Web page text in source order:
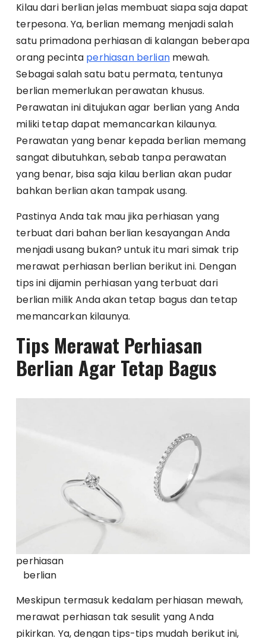
Kilau dari berlian jelas membuat siapa saja dapat
terpesona. Ya, berlian memang menjadi salah
satu primadona perhiasan di kalangan beberapa
orang pecinta perhiasan berlianmewah.
Sebagai salah satu batu permata, tentunya
berlian memerlukan perawatan khusus.
Perawatan ini ditujukan agar berlian yang Anda
miliki tetap dapat memancarkan kilaunya.
Perawatan yang benar kepada berlian memang
sangat dibutuhkan, sebab tanpa perawatan
yang benar, bisa saja kilau berlian akan pudar
bahkan berlian akan tampak usang.
Pastinya Anda tak mau jika perhiasan yang
terbuat dari bahan berlian kesayangan Anda
menjadi usang bukan? untuk itu mari simak trip
merawat perhiasan berlian berikut ini. Dengan
tips ini dijamin perhiasan yang terbuat dari
berlian milik Anda akan tetap bagus dan tetap
memancarkan kilaunya.
Tips Merawat Perhiasan
Berlian Agar Tetap Bagus
perhiasan
berlian
Meskipun termasuk kedalam perhiasan mewah,
merawat perhiasan tak sesulit yang Anda
pikirkan. Ya, dengan tips-tips mudah berikut ini,